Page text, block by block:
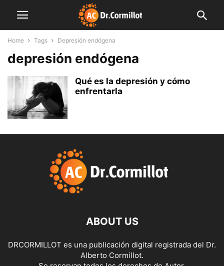
Home Tags Depresión endógena
depresión endógena
Qué es la depresión y cómo
enfrentarla
ABOUT US
DRCORMILLOT es una publicación digital registrada del Dr.
Alberto Cormillot.